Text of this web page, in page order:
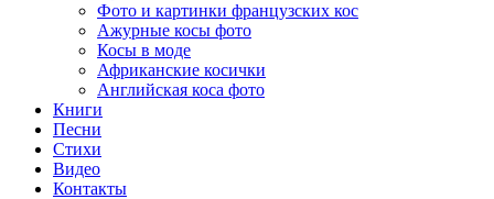
Фото и картинки французских кос
Ажурные косы фото
Косы в моде
Африканские косички
Английская коса фото
Книги
Песни
Cтихи
Видео
Контакты